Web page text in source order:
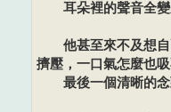
耳朵裡的聲音全變
他甚至來不及想自
擠壓，一口氣怎麼也吸
最後一個清晰的念